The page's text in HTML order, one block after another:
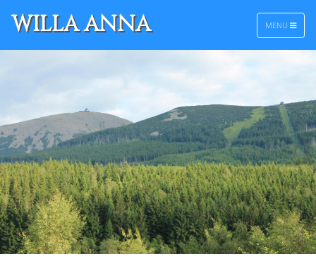
WILLA ANNA MENU